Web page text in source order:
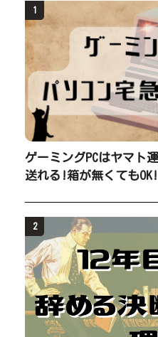
1
ゲーミングPCはヤマト
送れる!箱が無くてもOK!
2